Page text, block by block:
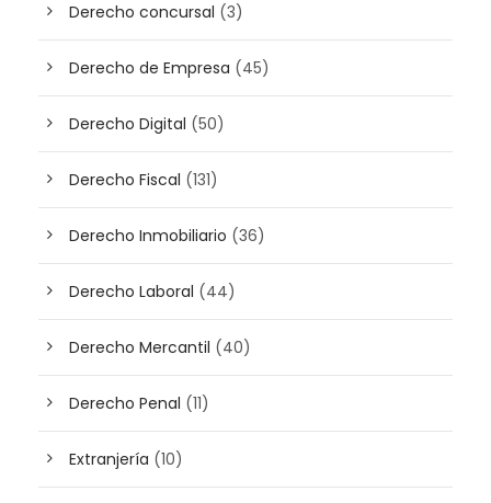
Derecho concursal (3)
Derecho de Empresa (45)
Derecho Digital (50)
Derecho Fiscal (131)
Derecho Inmobiliario (36)
Derecho Laboral (44)
Derecho Mercantil (40)
Derecho Penal (11)
Extranjería (10)